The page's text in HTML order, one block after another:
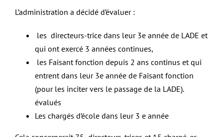
L’administration a décidé d’évaluer :
les directeurs-trice dans leur 3e année de LADE et
qui ont exercé 3 années continues,
les Faisant fonction depuis 2 ans continus et qui
entrent dans leur 3e année de Faisant fonction
(pour les inciter vers le passage de la LADE).
évalués
Les chargés d’école dans leur 3 e année